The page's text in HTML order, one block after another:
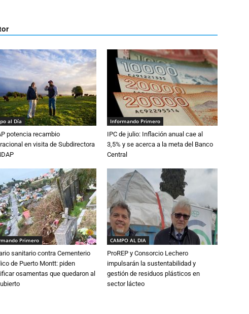
al Día
potencia recambio
en visita de Subdirectora
Informando Primero
IPC de julio: Inflación anual cae al
3,5% y se acerca a la meta del Banco
Central
Primero
sanitario contra Cementerio
de Puerto Montt: piden
osamentas que quedaron al
CAMPO AL DIA
ProREP y Consorcio Lechero
impulsarán la sustentabilidad y
gestión de residuos plásticos en
sector lácteo